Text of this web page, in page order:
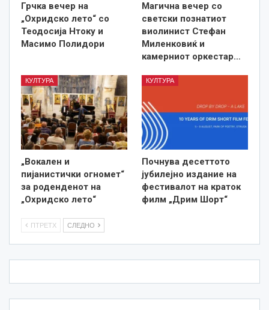
Грчка вечер на
„Охридско лето“ со
Теодосија Нтоку и
Масимо Полидори
Магична вечер со
светски познатиот
виолинист Стефан
Миленковиќ и
камерниот оркестар…
КУЛТУРА
„Вокален и
пијанистички огномет“
за роденденот на
„Охридско лето“
КУЛТУРА
Почнува десеттото
јубилејно издание на
фестивалот на краток
филм „Дрим Шорт“
ПТРЕТХ СЛЕДНО